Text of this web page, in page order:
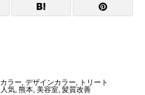
カラー, デザインカラー, トリート
人気, 熊本, 美容室, 髪質改善